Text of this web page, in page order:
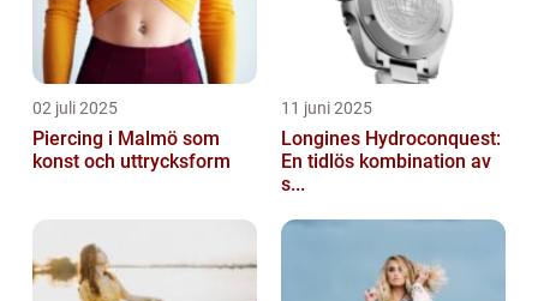
02 juli 2025
Piercing i Malmö som
konst och uttrycksform
11 juni 2025
Longines Hydroconquest:
En tidlös kombination av
s...